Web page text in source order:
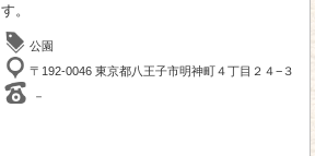
す。
公園
〒192-0046 東京都八王子市明神町４丁目２４−３
－